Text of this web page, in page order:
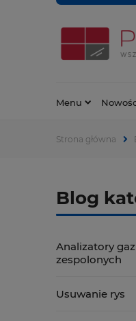
Menu
Strona główna
Blog
Analizatory
zespolonych
Usuwanie rys